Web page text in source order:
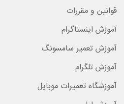
قوانین و مقررات
آموزش اینستاگرام
آموزش تعمیر سامسونگ
آموزش تلگرام
آموزشگاه تعمیرات موبایل